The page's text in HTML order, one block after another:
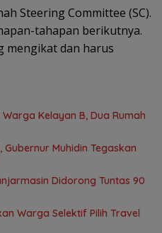
Steering Committee (SC).
tahapan berikutnya.
mengikat dan harus
Kelayan B, Dua Rumah
Muhidin Tegaskan
Didorong Tuntas 90
Warga Selektif Pilih Travel